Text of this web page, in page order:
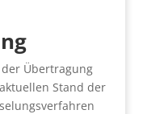
Über­tra­gung
Stand der